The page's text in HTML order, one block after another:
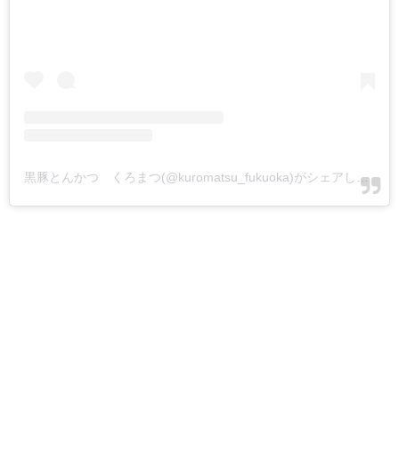
黒豚とんかつ くろまつ(@kuromatsu_fukuoka)がシェアした投稿